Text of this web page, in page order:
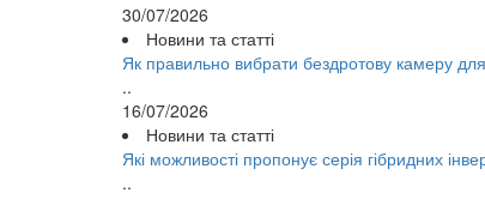
30/07/2026
Новини та статті
Як правильно вибрати бездротову камеру
..
16/07/2026
Новини та статті
Які можливості пропонує серія гібридних
..